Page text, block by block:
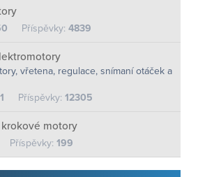
Příspěvky: 4839
vřetena, regulace, snímaní otáček a
Příspěvky: 12305
motory
Příspěvky: 199